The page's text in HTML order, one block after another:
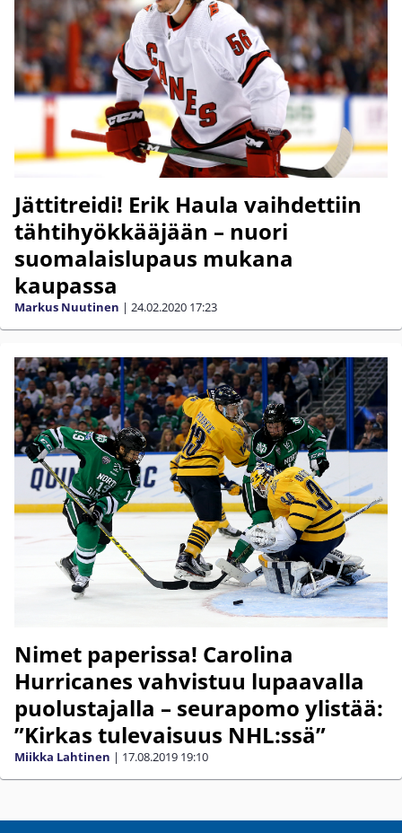
Jättitreidi! Erik Haula vaihdettiin
tähtihyökkääjään – nuori
suomalaislupaus mukana
kaupassa
Markus Nuutinen | 24.02.2020 17:23
Nimet paperissa! Carolina
Hurricanes vahvistuu lupaavalla
puolustajalla – seurapomo ylistää:
”Kirkas tulevaisuus NHL:ssä”
Miikka Lahtinen | 17.08.2019 19:10